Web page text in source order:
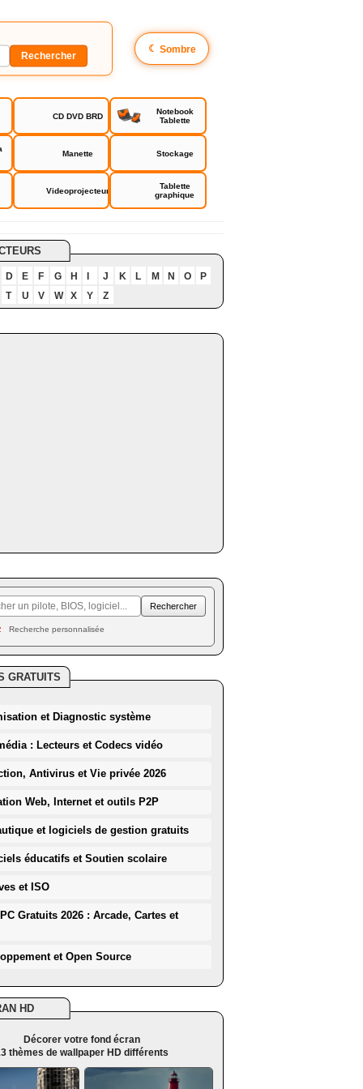
☾ Sombre
CD DVD BRD
Notebook
Tablette
Manette Stockage
Videoprojecteur
Tablette
graphique
D E F G H J K L M N O
P
T
U V W X Y Z
Recherche personnalisée
GRATUITS
et Diagnostic système
: Lecteurs et Codecs vidéo
Antivirus et Vie privée 2026
Web, Internet et outils P2P
et logiciels de gestion gratuits
éducatifs et Soutien scolaire
et ISO
Gratuits 2026 : Arcade, Cartes et
et Open Source
HD
Décorer votre fond écran
thèmes de wallpaper HD différents